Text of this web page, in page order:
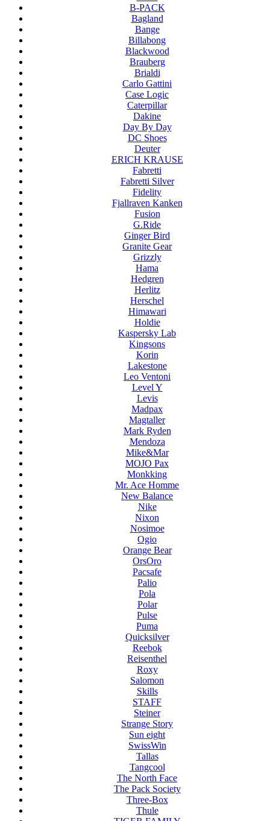
B-PACK
Bagland
Bange
Billabong
Blackwood
Brauberg
Brialdi
Carlo Gattini
Case Logic
Caterpillar
Dakine
Day By Day
DC Shoes
Deuter
ERICH KRAUSE
Fabretti
Fabretti Silver
Fidelity
Fjallraven Kanken
Fusion
G.Ride
Ginger Bird
Granite Gear
Grizzly
Hama
Hedgren
Herlitz
Herschel
Himawari
Holdie
Kaspersky Lab
Kingsons
Korin
Lakestone
Leo Ventoni
Level Y
Levis
Madpax
Magtaller
Mark Ryden
Mendoza
Mike&Mar
MOJO Pax
Monkking
Mr. Ace Homme
New Balance
Nike
Nixon
Nosimoe
Ogio
Orange Bear
OrsOro
Pacsafe
Palio
Pola
Polar
Pulse
Puma
Quicksilver
Reebok
Reisenthel
Roxy
Salomon
Skills
STAFF
Steiner
Strange Story
Sun eight
SwissWin
Tallas
Tangcool
The North Face
The Pack Society
Three-Box
Thule